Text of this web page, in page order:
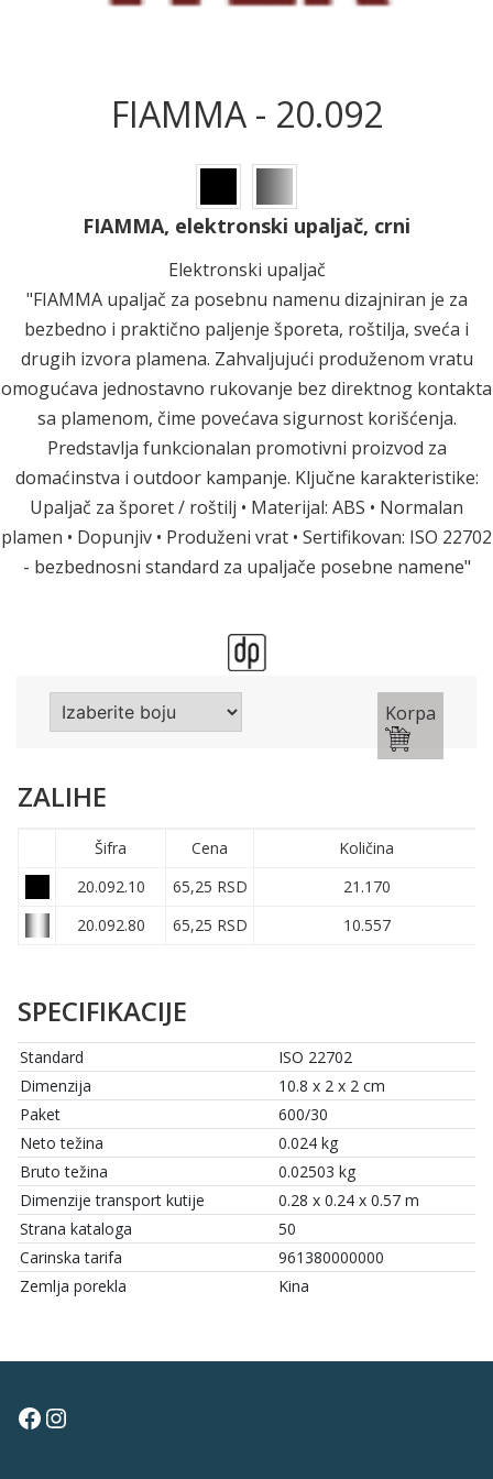
FIAMMA - 20.092
FIAMMA, elektronski upaljač, crni
Elektronski upaljač
"FIAMMA upaljač za posebnu namenu dizajniran je za
bezbedno i praktično paljenje šporeta, roštilja, sveća i
drugih izvora plamena. Zahvaljujući produženom vratu
omogućava jednostavno rukovanje bez direktnog kontakta
sa plamenom, čime povećava sigurnost korišćenja.
Predstavlja funkcionalan promotivni proizvod za
domaćinstva i outdoor kampanje. Ključne karakteristike:
Upaljač za šporet / roštilj • Materijal: ABS • Normalan
plamen • Dopunjiv • Produženi vrat • Sertifikovan: ISO 22702
- bezbednosni standard za upaljače posebne namene"
Korpa
ZALIHE
Šifra Cena
Količina
20.092.10
65,25 RSD
21.170
20.092.80
65,25 RSD 10.557
SPECIFIKACIJE
Standard
ISO 22702
Dimenzija
10.8 x 2 x 2 cm
Paket
600/30
Neto težina
0.024 kg
Bruto težina
0.02503 kg
Dimenzije transport kutije
0.28 x 0.24 x 0.57 m
Strana kataloga
50
Carinska tarifa
961380000000
Zemlja porekla
Kina
Facebook
Instagram